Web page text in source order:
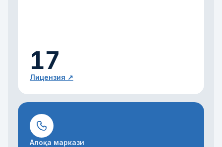
17
Лицензия ↗
Алоқа маркази